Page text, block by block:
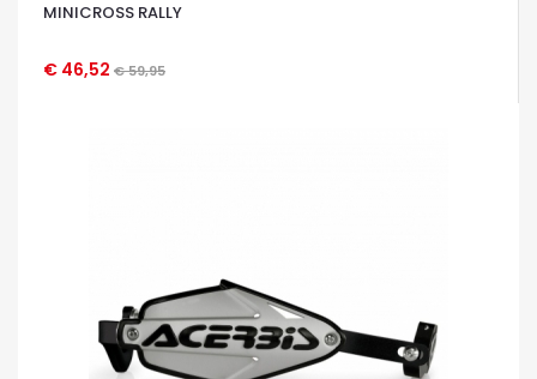
MINICROSS RALLY
€ 46,52 € 59,95
OCCHIATA VELOCE